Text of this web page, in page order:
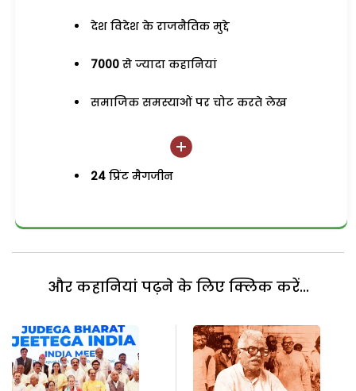
देश विदेश के राजनैतिक मुद्दे
7000 से ज्यादा कहानियां
समाजिक समस्याओं पर चोट करते लेख
24 प्रिंट मैगजीन
और कहानियां पढ़ने के लिए क्लिक करें...